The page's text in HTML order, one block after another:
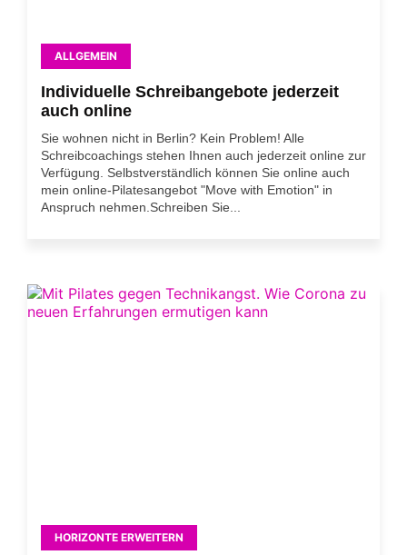
ALLGEMEIN
Individuelle Schreibangebote jederzeit
auch online
Sie wohnen nicht in Berlin? Kein Problem! Alle
Schreibcoachings stehen Ihnen auch jederzeit online zur
Verfügung. Selbstverständlich können Sie online auch
mein online-Pilatesangebot "Move with Emotion" in
Anspruch nehmen.Schreiben Sie...
HORIZONTE ERWEITERN